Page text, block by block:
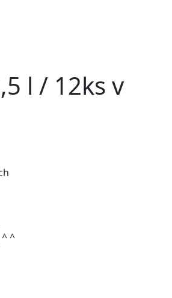
l / 12ks v
^^